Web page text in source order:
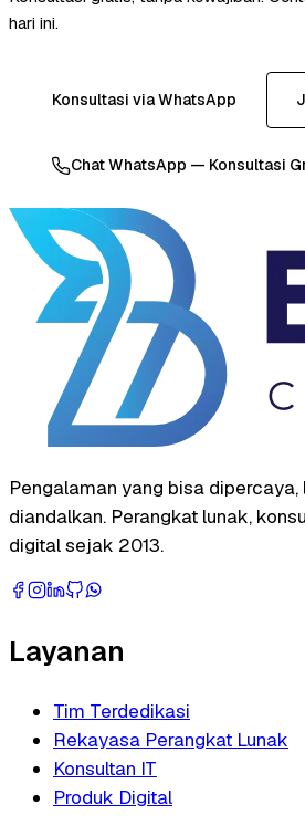
hari ini.
Konsultasi via WhatsApp
Chat WhatsApp — Konsultasi
Pengalaman yang bisa
diandalkan. Perangkat lunak,
digital sejak 2013.
Layanan
Tim Terdedikasi
Rekayasa Perangkat Lunak
Konsultan IT
Produk Digital